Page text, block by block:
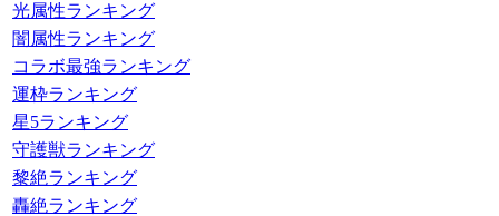
光属性ランキング
闇属性ランキング
コラボ最強ランキング
運枠ランキング
星5ランキング
守護獣ランキング
黎絶ランキング
轟絶ランキング